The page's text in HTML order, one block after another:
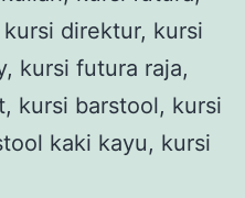
direktur, kursi
kursi futura raja,
kursi barstool, kursi
kaki kayu, kursi